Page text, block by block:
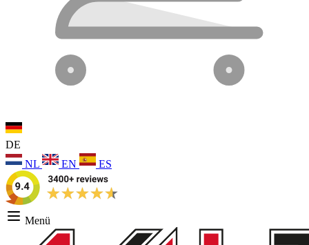
DE
NL
EN ES
Menü